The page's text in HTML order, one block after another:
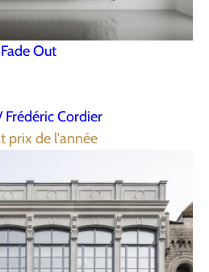
Fade Out
Frédéric Cordier
prix de l'année